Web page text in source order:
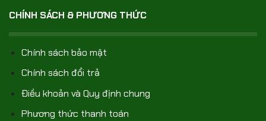
CHÍNH SÁCH & PHƯƠNG THỨC
Chính sách bảo mật
Chính sách đổi trả
Điều khoản và Quy định chung
Phương thức thanh toán